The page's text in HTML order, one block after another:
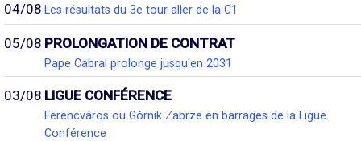
04/08
Les résultats du 3e tour aller de la C1
05/08 PROLONGATION DE CONTRAT
Pape Cabral prolonge jusqu'en 2031
03/08 LIGUE CONFÉRENCE
Ferencváros ou Górnik Zabrze en barrages de la Ligue
Conférence